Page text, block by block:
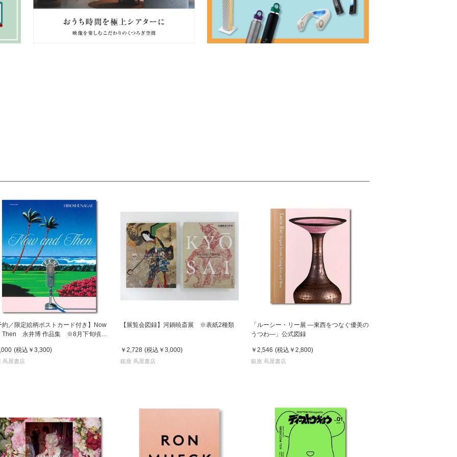
約／限定絵柄ポストカード付き】Now
Then 永井博 作品集 ※8月下旬頃の
(税込 ￥3,300)
蔦屋書店
【展覧会図録】河鍋暁斎展 ※表紙2種類
￥2,728 (税込 ￥3,000)
銀座 蔦屋書店
「ルーシー・リー展 ―東西をつなぐ優美の
うつわ―」公式図録
￥2,546 (税込 ￥2,800)
銀座 蔦屋書店